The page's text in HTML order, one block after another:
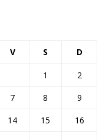
V S D
1
2
7 8
9
14 15
16